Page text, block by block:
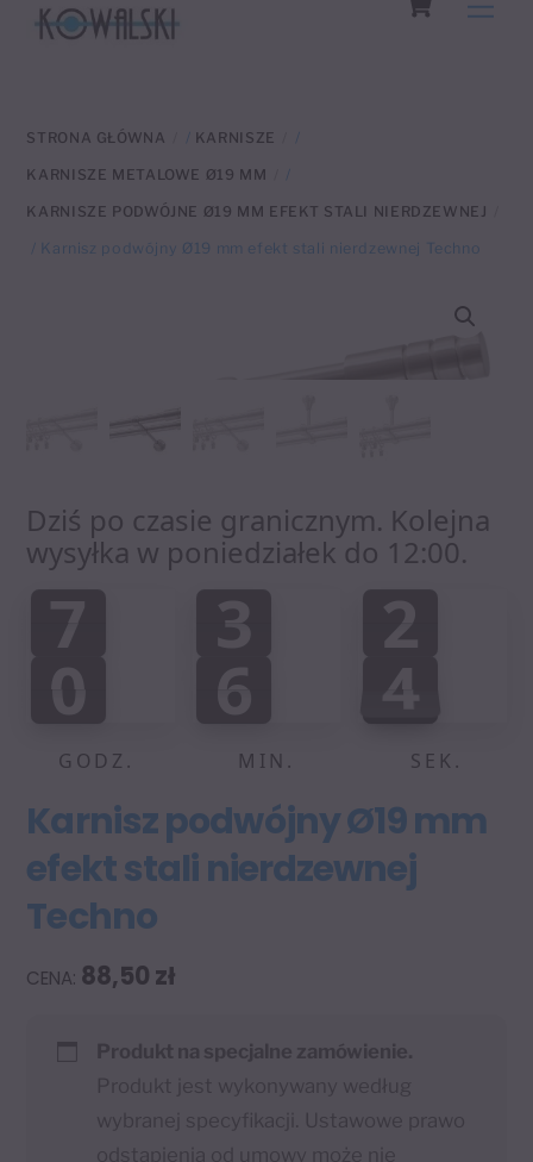
STRONA GŁÓWNA / KARNISZE /
KARNISZE METALOWE Ø19 MM /
KARNISZE PODWÓJNE Ø19 MM EFEKT STALI NIERDZEWNEJ
/ Karnisz podwójny Ø19 mm efekt stali nierdzewnej Techno
Dziś po czasie granicznym. Kolejna
wysyłka w poniedziałek do 12:00.
7
0
7
0
0
3
0
3
6
0
6
2
0
2
4
5
4
GODZ. MIN. SEK.
Karnisz podwójny Ø19 mm
efekt stali nierdzewnej
Techno
88,50 zł